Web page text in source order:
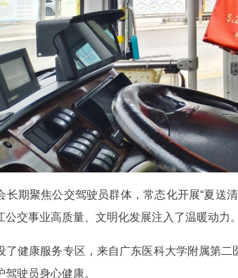
长期聚焦公交驾驶员群体，常态化开展“夏送
交事业高质量、文明化发展注入了温暖动力。
了健康服务专区，来自广东医科大学附属第
驶员身心健康。